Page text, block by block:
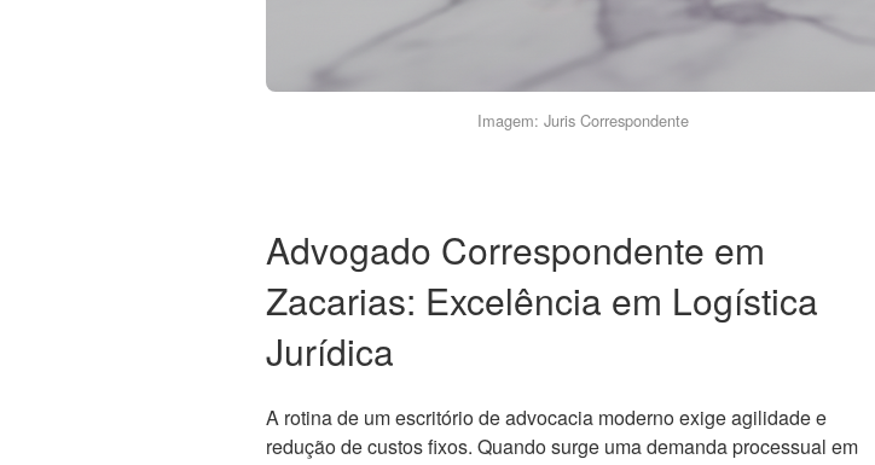
Imagem: Juris Correspondente
Advogado Correspondente em
Zacarias: Excelência em Logística
Jurídica
A rotina de um escritório de advocacia moderno exige agilidade e
redução de custos fixos. Quando surge uma demanda processual em